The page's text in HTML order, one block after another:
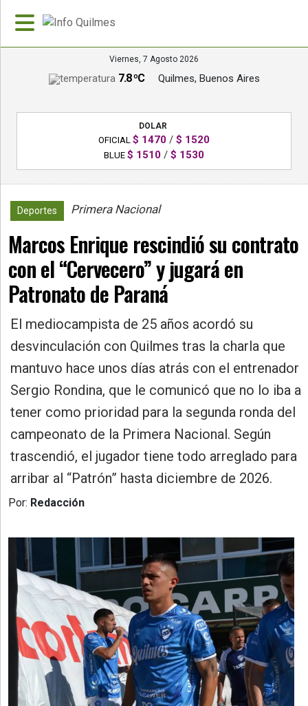
»
Policiales
»
Política
Provincia
»
Salud
»
Cultura
»
Educación
»
Gestión
Sociedad
Viernes, 7 Agosto 2026
7.8 ºC Quilmes, Buenos Aires
DOLAR
OFICIAL $ 1470 / $ 1520
BLUE $ 1510 / $ 1530
Deportes Primera Nacional
Marcos Enrique rescindió su contrato
con el “Cervecero” y jugará en
Patronato de Paraná
El mediocampista de 25 años acordó su
desvinculación con Quilmes tras la charla que
mantuvo hace unos días atrás con el entrenador
Sergio Rondina, que le comunicó que no lo iba a
tener como prioridad para la segunda ronda del
campeonato de la Primera Nacional. Según
trascendió, el jugador tiene todo arreglado para
arribar al “Patrón” hasta diciembre de 2026.
Por: Redacción